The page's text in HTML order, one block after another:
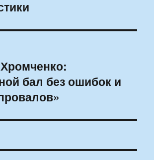
бал без ошибок и